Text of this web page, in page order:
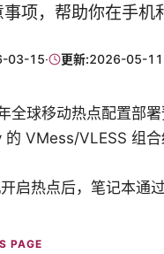
项，帮助你在手机
03-15· 更新:2026-05-11
全球移动热点配置部
的 VMess/VLESS 组
启热点后，笔记本通
PAGE